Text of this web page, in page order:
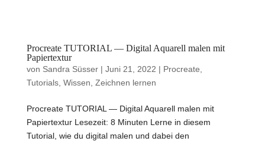
Procreate TUTORIAL — Digital Aquarell malen mit
Papiertextur
von Sandra Süsser| Juni 21, 2022 | Procreate
Tutorials, Wissen Zeichnen lernen
Procreate TUTORIAL — Digital Aquarell malen mit
Papiertextur Lesezeit: 8 Minuten Lerne in diesem
Tutorial, wie du digital malen und dabei den